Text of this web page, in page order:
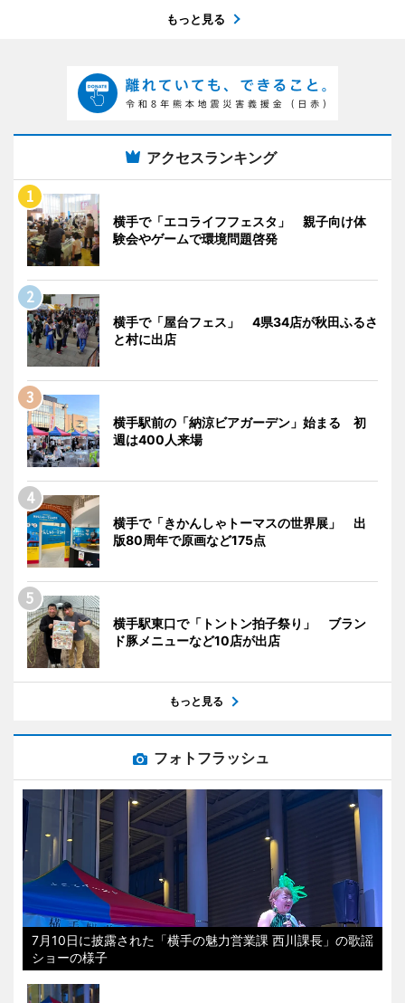
もっと見る
アクセスランキング
横手で「エコライフフェスタ」 親子向け体
験会やゲームで環境問題啓発
横手で「屋台フェス」 4県34店が秋田ふるさ
と村に出店
横手駅前の「納涼ビアガーデン」始まる 初
週は400人来場
横手で「きかんしゃトーマスの世界展」 出
版80周年で原画など175点
横手駅東口で「トントン拍子祭り」 ブラン
ド豚メニューなど10店が出店
もっと見る
フォトフラッシュ
7月10日に披露された「横手の魅力営業課 西川課長」の歌謡
ショーの様子